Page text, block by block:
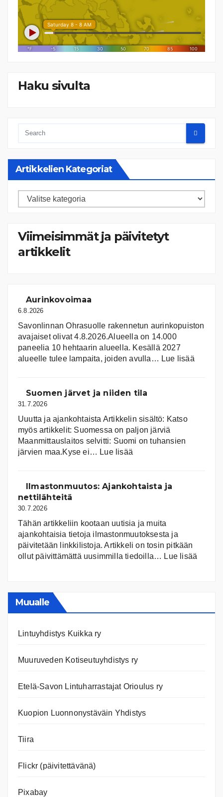
Haku sivulta
Artikkelien Kategoriat
Artikkelien
Viimeisimmät ja päivitetyt
artikkelit
Aurinkovoimaa
6.8.2026
Savonlinnan Ohrasuolle rakennetun aurinkopuiston
avajaiset olivat 4.8.2026.Alueella on 14.000
paneelia 10 hehtaarin alueella. Kesällä 2027
alueelle tulee lampaita, joiden avulla… Lue lisää:
Suomen järvet ja niiden tila
31.7.2026
Uuutta ja ajankohtaista Artikkelin sisältö: Katso
myös artikkelit: Suomessa on pal­jon jär­viä
Maanmittauslaitos selvitti: Suomi on tuhansien
järvien maa.Kyse ei… Lue lisää
ja
Ilmastonmuutos: Ajankohtaista ja
nettilähteitä
30.7.2026
Tähän artikkeliin kootaan uutisia ja muita
ajankohtaisia tietoja ilmastonmuutoksesta ja
päivitetään linkkilistoja. Artikkeli on tosin pitkään
ollut päivittämättä uusimmilla tiedoilla… Lue lisää
Muualle
Lintuyhdistys Kuikka ry
Muuruveden Kotiseutuyhdistys ry
Etelä-Savon Lintuharrastajat Orioulus ry
Kuopion Luonnonystäväin Yhdistys
Tiira
Flickr (päivitettävänä)
Pixabay